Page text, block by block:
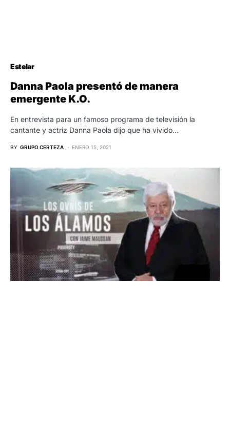
Estelar
Danna Paola presentó de manera
emergente K.O.
En entrevista para un famoso programa de televisión la
cantante y actriz Danna Paola dijo que ha vivido…
BY GRUPO CERTEZA ENERO 15, 2021